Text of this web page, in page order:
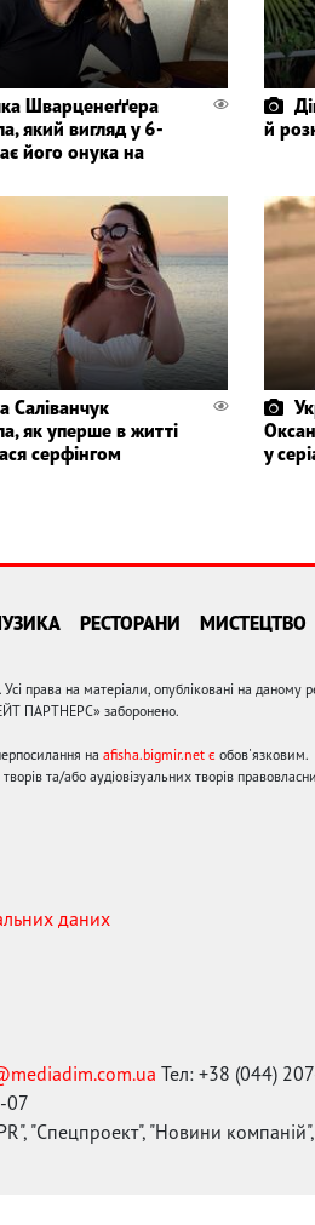
Шварценеґґера
який вигляд у 6-
його онука на
й
Саліванчук
як уперше в житті
серфінгом
у
РЕСТОРАНИ МИСТЕЦТВО
права на матеріали, опубліковані на
ПАРТНЕРС» заборонено.
на afisha.bigmir.net є обов'язковим.
та/або аудіовізуальних творів
даних
Тел: +38 (044)
07
"Спецпроект", "Новини